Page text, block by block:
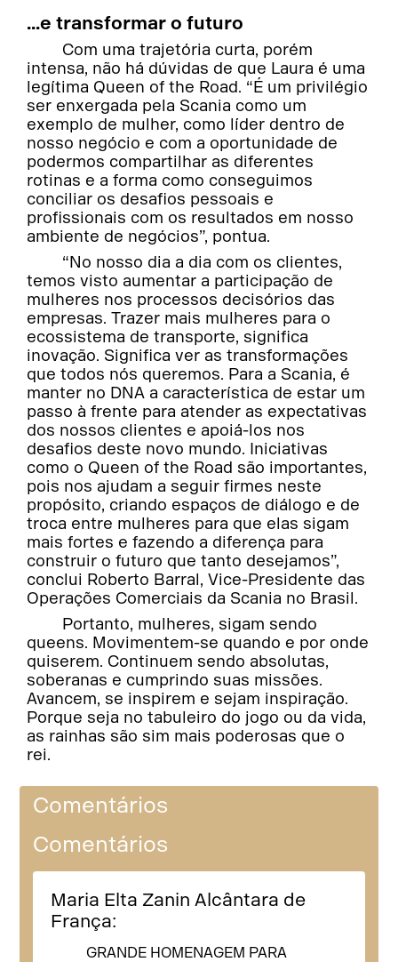
...e transformar o futuro
Com uma trajetória curta, porém
intensa, não há dúvidas de que Laura é uma
legítima Queen of the Road. “É um privilégio
ser enxergada pela Scania como um
exemplo de mulher, como líder dentro de
nosso negócio e com a oportunidade de
podermos compartilhar as diferentes
rotinas e a forma como conseguimos
conciliar os desafios pessoais e
profissionais com os resultados em nosso
ambiente de negócios”, pontua.
“No nosso dia a dia com os clientes,
temos visto aumentar a participação de
mulheres nos processos decisórios das
empresas. Trazer mais mulheres para o
ecossistema de transporte, significa
inovação. Significa ver as transformações
que todos nós queremos. Para a Scania, é
manter no DNA a característica de estar um
passo à frente para atender as expectativas
dos nossos clientes e apoiá-los nos
desafios deste novo mundo. Iniciativas
como o Queen of the Road são importantes,
pois nos ajudam a seguir firmes neste
propósito, criando espaços de diálogo e de
troca entre mulheres para que elas sigam
mais fortes e fazendo a diferença para
construir o futuro que tanto desejamos”,
conclui Roberto Barral, Vice-Presidente das
Operações Comerciais da Scania no Brasil.
Portanto, mulheres, sigam sendo
queens. Movimentem-se quando e por onde
quiserem. Continuem sendo absolutas,
soberanas e cumprindo suas missões.
Avancem, se inspirem e sejam inspiração.
Porque seja no tabuleiro do jogo ou da vida,
as rainhas são sim mais poderosas que o
rei.
Comentários
Comentários
Maria Elta Zanin Alcântara de
França:
GRANDE HOMENAGEM PARA